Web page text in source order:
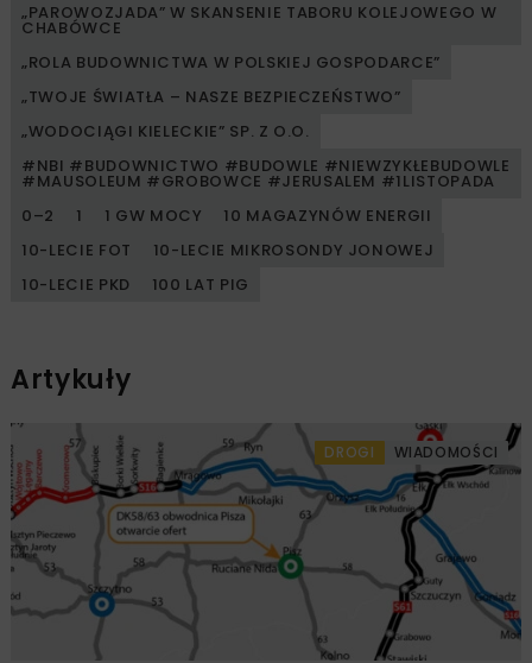
„PAROWOZJADA” W SKANSENIE TABORU KOLEJOWEGO W
CHABÓWCE
„ROLA BUDOWNICTWA W POLSKIEJ GOSPODARCE”
„TWOJE ŚWIATŁA – NASZE BEZPIECZEŃSTWO”
„WODOCIĄGI KIELECKIE” SP. Z O.O.
#NBI #BUDOWNICTWO #BUDOWLE #NIEWZYKŁEBUDOWLE
#MAUSOLEUM #GROBOWCE #JERUSALEM #1LISTOPADA
0–2
1 1 GW MOCY
10 MAGAZYNÓW ENERGII
10-LECIE FOT
10-LECIE MIKROSONDY JONOWEJ
10-LECIE PKD
100 LAT PIG
Artykuły
DROGI WIADOMOŚCI